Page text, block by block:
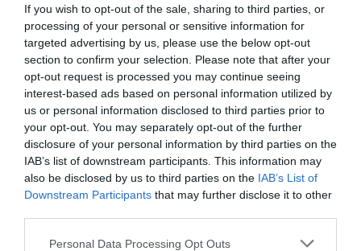
If you wish to opt-out of the sale, sharing to third parties, or
processing of your personal or sensitive information for
targeted advertising by us, please use the below opt-out
section to confirm your selection. Please note that after your
opt-out request is processed you may continue seeing
interest-based ads based on personal information utilized by
us or personal information disclosed to third parties prior to
your opt-out. You may separately opt-out of the further
disclosure of your personal information by third parties on the
IAB’s list of downstream participants. This information may
also be disclosed by us to third parties on the IAB’s List of
Downstream Participants that may further disclose it to other
Personal Data Processing Opt Outs
Πανελλαδικές 2026: Σχολιασμός
των θεμάτων της Νεοελληνικής
Γλώσσας και Λογοτεχνίας
29/05/2026 12:46
Μοναξιά και οι σχέσεις των γενεών το φετινό
θέμα Ένα θέμα επίκαιρο και κοντά στα βιώματα